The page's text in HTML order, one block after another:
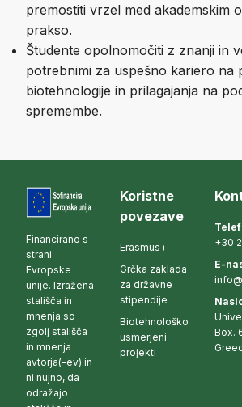
premostiti vrzel med akademskim
prakso.
Študente opolnomočiti z znanji in
potrebnimi za uspešno kariero na
biotehnologije in prilagajanja na
spremembe.
Financirano s
strani
Evropske
unije. Izražena
stališča in
mnenja so
zgolj stališča
in mnenja
avtorja(-ev) in
ni nujno, da
odražajo
Koristne
povezave
Erasmus+
Grčka zaklada
za državne
stipendije
Biotehnološko
usmerjeni
projekti
+30
E-
Box.